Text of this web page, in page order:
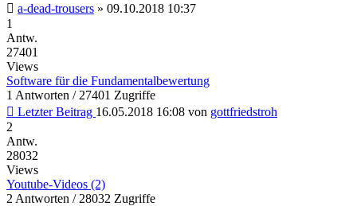
a-dead-trousers » 09.10.2018 10:37
1
Antw.
27401
Views
Software für die Fundamentalbewertung
1 Antworten / 27401 Zugriffe
Letzter Beitrag 16.05.2018 16:08 von gottfriedstroh
2
Antw.
28032
Views
Youtube-Videos (2)
2 Antworten / 28032 Zugriffe